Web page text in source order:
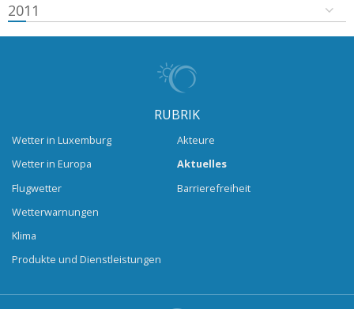
2011
RUBRIK
Wetter in Luxemburg
Wetter in Europa
Flugwetter
Wetterwarnungen
Klima
Produkte und Dienstleistungen
Akteure
Aktuelles
Barrierefreiheit